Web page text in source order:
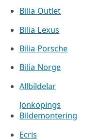
Bilia Outlet
Bilia Lexus
Bilia Porsche
Bilia Norge
Allbildelar
Jönköpings
Bildemontering
Ecris